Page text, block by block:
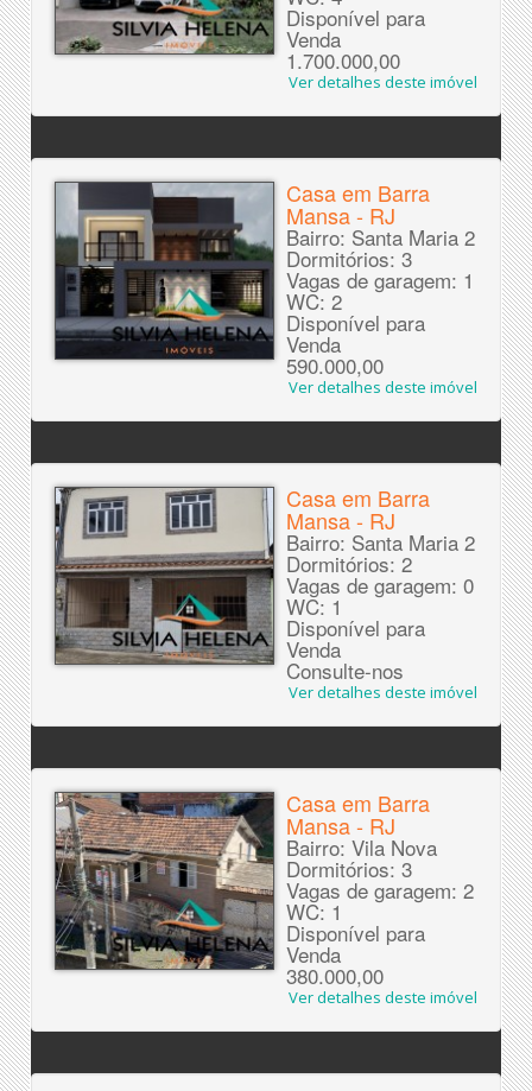
Disponível para
Venda
1.700.000,00
Ver detalhes deste imóvel
Casa em Barra
Mansa - RJ
Bairro: Santa Maria 2
Dormitórios: 3
Vagas de garagem: 1
WC: 2
Disponível para
Venda
590.000,00
Ver detalhes deste imóvel
Casa em Barra
Mansa - RJ
Bairro: Santa Maria 2
Dormitórios: 2
Vagas de garagem: 0
WC: 1
Disponível para
Venda
Consulte-nos
Ver detalhes deste imóvel
Casa em Barra
Mansa - RJ
Bairro: Vila Nova
Dormitórios: 3
Vagas de garagem: 2
WC: 1
Disponível para
Venda
380.000,00
Ver detalhes deste imóvel